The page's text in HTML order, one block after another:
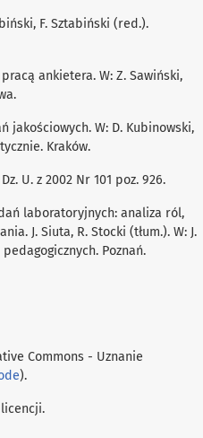
F. Sztabiński (red.).
ankietera. W: Z. Sawiński,
jakościowych. W: D. Kubinowski,
Kraków.
U. z 2002 Nr 101 poz. 926.
laboratoryjnych: analiza ról,
J. Siuta, R. Stocki (tłum.). W: J.
Poznań.
Commons - Uznanie
).